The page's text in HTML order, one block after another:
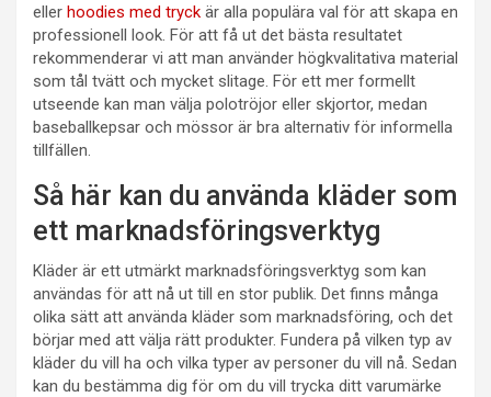
eller hoodies med tryck är alla populära val för att skapa en
professionell look. För att få ut det bästa resultatet
rekommenderar vi att man använder högkvalitativa material
som tål tvätt och mycket slitage. För ett mer formellt
utseende kan man välja polotröjor eller skjortor, medan
baseballkepsar och mössor är bra alternativ för informella
tillfällen.
Så här kan du använda kläder som
ett marknadsföringsverktyg
Kläder är ett utmärkt marknadsföringsverktyg som kan
användas för att nå ut till en stor publik. Det finns många
olika sätt att använda kläder som marknadsföring, och det
börjar med att välja rätt produkter. Fundera på vilken typ av
kläder du vill ha och vilka typer av personer du vill nå. Sedan
kan du bestämma dig för om du vill trycka ditt varumärke